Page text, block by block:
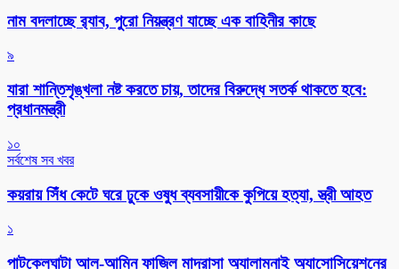
নাম বদলাচ্ছে র‌্যাব, পুরো নিয়ন্ত্রণ যাচ্ছে এক বাহিনীর কাছে
৯
যারা শান্তিশৃঙ্খলা নষ্ট করতে চায়, তাদের বিরুদ্ধে সতর্ক থাকতে হবে:
প্রধানমন্ত্রী
১০
সর্বশেষ সব খবর
কয়রায় সিঁধ কেটে ঘরে ঢুকে ওষুধ ব্যবসায়ীকে কুপিয়ে হত্যা, স্ত্রী আহত
১
পাটকেলঘাটা আল-আমিন ফাজিল মাদ্রাসা অ্যালামনাই অ্যাসোসিয়েশনের